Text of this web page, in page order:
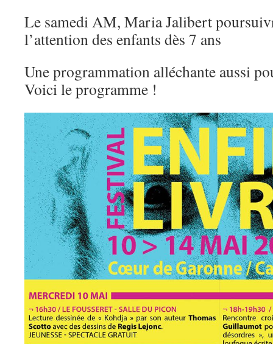
Le samedi AM, Maria Jalibert
l’attention des enfants dès 7 ans
Une programmation alléchante aussi
Voici le programme !